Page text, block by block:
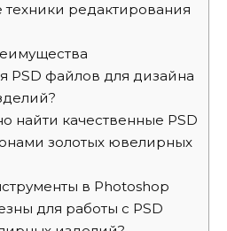
редактирования
PSD файлов для дизайна
найти качественные PSD
золотых ювелирных
в Photoshop
для работы с PSD